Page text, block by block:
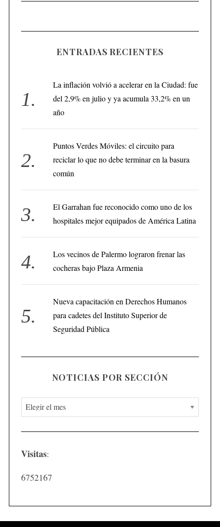
ENTRADAS RECIENTES
La inflación volvió a acelerar en la Ciudad: fue
del 2,9% en julio y ya acumula 33,2% en un
año
Puntos Verdes Móviles: el circuito para
reciclar lo que no debe terminar en la basura
común
El Garrahan fue reconocido como uno de los
hospitales mejor equipados de América Latina
Los vecinos de Palermo lograron frenar las
cocheras bajo Plaza Armenia
Nueva capacitación en Derechos Humanos
para cadetes del Instituto Superior de
Seguridad Pública
NOTICIAS POR SECCIÓN
N
o
t
c
i
Visitas:
6752167